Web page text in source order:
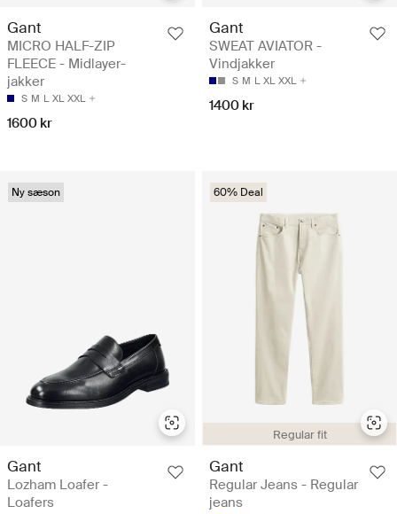
Gant
MICRO HALF-ZIP
FLEECE - Midlayer-
jakker
S M L XL XXL
1600 kr
Gant
SWEAT AVIATOR -
Vindjakker
S M L XL XXL
1400 kr
Ny sæson
Gant
Lozham Loafer -
Loafers
Regular fit
60% Deal
Gant
Regular Jeans - Regular
jeans